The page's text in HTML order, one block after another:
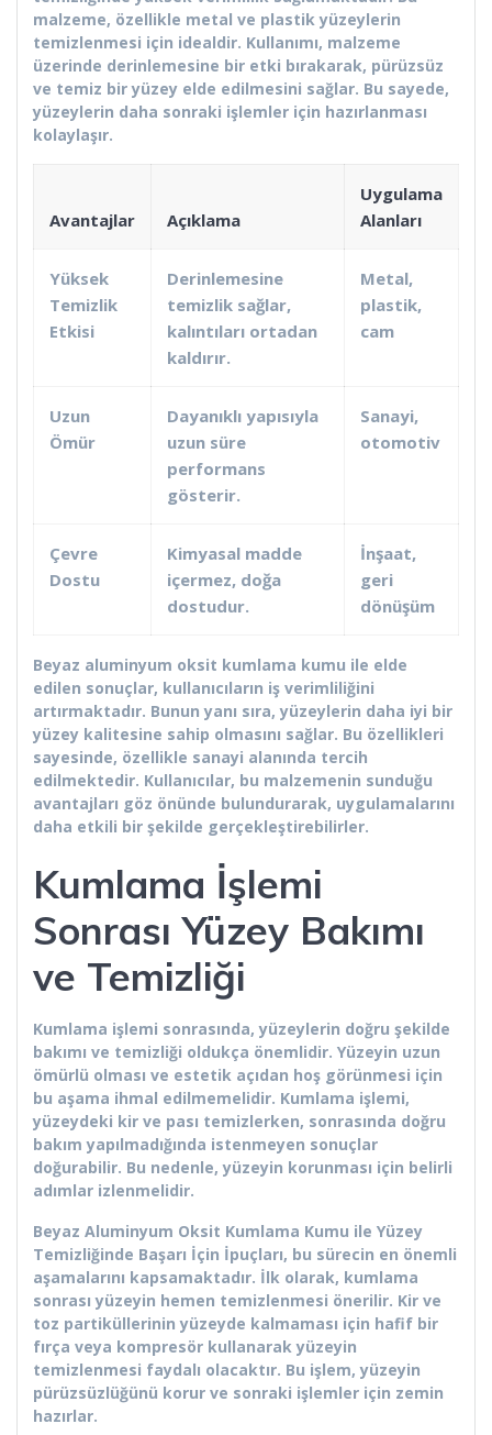
malzeme, özellikle metal ve plastik yüzeylerin
temizlenmesi için idealdir. Kullanımı, malzeme
üzerinde derinlemesine bir etki bırakarak, pürüzsüz
ve temiz bir yüzey elde edilmesini sağlar. Bu sayede,
yüzeylerin daha sonraki işlemler için hazırlanması
kolaylaşır.
Avantajlar Açıklama
Uygulama
Alanları
Yüksek
Temizlik
Etkisi
Derinlemesine
temizlik sağlar,
kalıntıları ortadan
kaldırır.
Metal,
plastik,
cam
Uzun
Ömür
Dayanıklı yapısıyla
uzun süre
performans
gösterir.
Sanayi,
otomotiv
Çevre
Dostu
Kimyasal madde
içermez, doğa
dostudur.
İnşaat,
geri
dönüşüm
Beyaz aluminyum oksit kumlama kumu ile elde
edilen sonuçlar, kullanıcıların iş verimliliğini
artırmaktadır. Bunun yanı sıra, yüzeylerin daha iyi bir
yüzey kalitesine sahip olmasını sağlar. Bu özellikleri
sayesinde, özellikle sanayi alanında tercih
edilmektedir. Kullanıcılar, bu malzemenin sunduğu
avantajları göz önünde bulundurarak, uygulamalarını
daha etkili bir şekilde gerçekleştirebilirler.
Kumlama İşlemi
Sonrası Yüzey Bakımı
ve Temizliği
Kumlama işlemi sonrasında, yüzeylerin doğru şekilde
bakımı ve temizliği oldukça önemlidir. Yüzeyin uzun
ömürlü olması ve estetik açıdan hoş görünmesi için
bu aşama ihmal edilmemelidir. Kumlama işlemi,
yüzeydeki kir ve pası temizlerken, sonrasında doğru
bakım yapılmadığında istenmeyen sonuçlar
doğurabilir. Bu nedenle, yüzeyin korunması için belirli
adımlar izlenmelidir.
Beyaz Aluminyum Oksit Kumlama Kumu ile Yüzey
Temizliğinde Başarı İçin İpuçları, bu sürecin en önemli
aşamalarını kapsamaktadır. İlk olarak, kumlama
sonrası yüzeyin hemen temizlenmesi önerilir. Kir ve
toz partiküllerinin yüzeyde kalmaması için hafif bir
fırça veya kompresör kullanarak yüzeyin
temizlenmesi faydalı olacaktır. Bu işlem, yüzeyin
pürüzsüzlüğünü korur ve sonraki işlemler için zemin
hazırlar.